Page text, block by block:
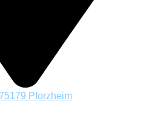
Pforzheim